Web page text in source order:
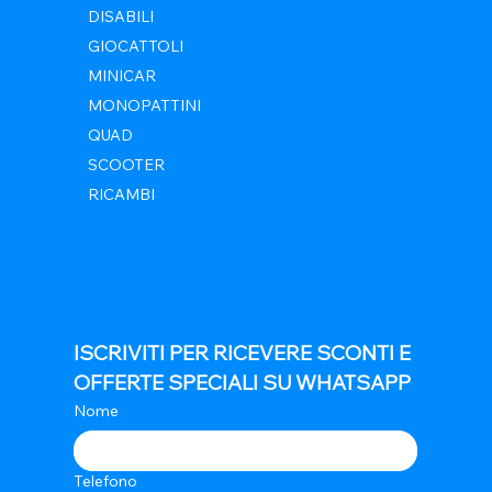
DISABILI
GIOCATTOLI
MINICAR
MONOPATTINI
QUAD
SCOOTER
RICAMBI
ISCRIVITI PER RICEVERE SCONTI E
OFFERTE SPECIALI SU WHATSAPP
Nome
Telefono